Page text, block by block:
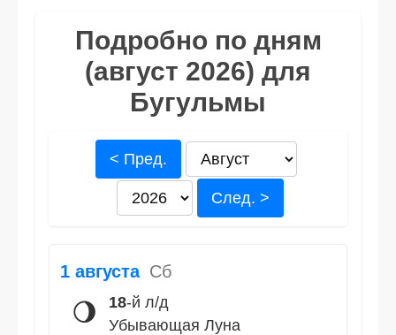
Подробно по дням
(август 2026) для
Бугульмы
< Пред.
След. >
1 августа Сб
🌖 18-й л/д
Убывающая Луна